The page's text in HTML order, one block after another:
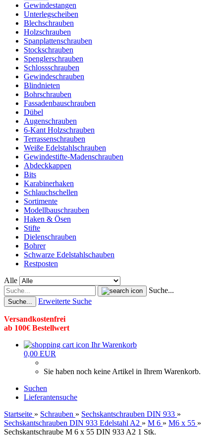
Gewindestangen
Unterlegscheiben
Blechschrauben
Holzschrauben
Spanplattenschrauben
Stockschrauben
Spenglerschrauben
Schlossschrauben
Gewindeschrauben
Blindnieten
Bohrschrauben
Fassadenbauschrauben
Dübel
Augenschrauben
6-Kant Holzschrauben
Terrassenschrauben
Weiße Edelstahlschrauben
Gewindestifte-Madenschrauben
Abdeckkappen
Bits
Karabinerhaken
Schlauchschellen
Sortimente
Modellbauschrauben
Haken & Ösen
Stifte
Dielenschrauben
Bohrer
Schwarze Edelstahlschauben
Restposten
Alle
Suche...
Suche... Erweiterte Suche
Versandkostenfrei
ab 100€ Bestellwert
Ihr Warenkorb
0,00 EUR
Sie haben noch keine Artikel in Ihrem Warenkorb.
Suchen
Lieferantensuche
Startseite » Schrauben » Sechskantschrauben DIN 933 »
Sechskantschrauben DIN 933 Edelstahl A2 » M 6 » M6 x 55 »
Sechskantschraube M 6 x 55 DIN 933 A2 1 Stk.